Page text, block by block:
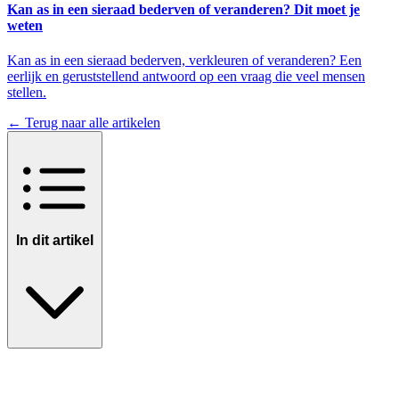
Kan as in een sieraad bederven of veranderen? Dit moet je
weten
Kan as in een sieraad bederven, verkleuren of veranderen? Een
eerlijk en geruststellend antwoord op een vraag die veel mensen
stellen.
← Terug naar alle artikelen
In dit artikel